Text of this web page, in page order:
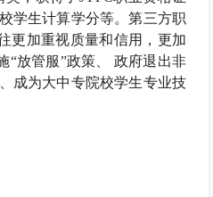
学生计算学分等。第三方职
更加重视质量和信用，更加
“放管服”政策、 政府退出非
成为大中专院校学生专业技